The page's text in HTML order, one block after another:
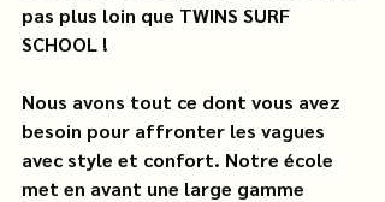
pas plus loin que TWINS SURF
SCHOOL !
Nous avons tout ce dont vous avez
besoin pour affronter les vagues
avec style et confort. Notre école
met en avant une large gamme